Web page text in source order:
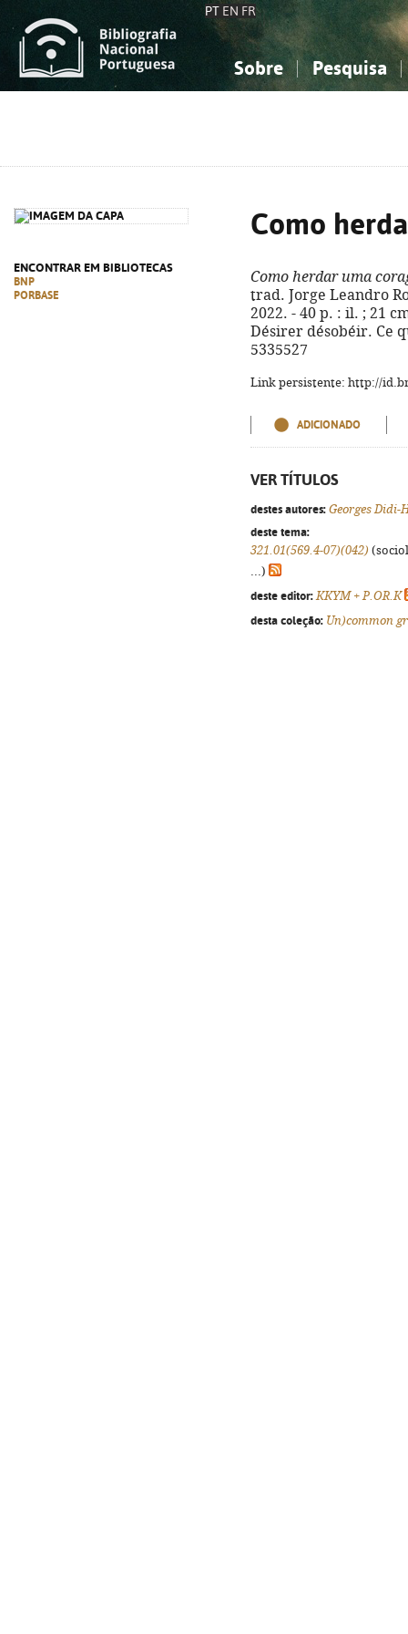
PT EN FR
Sobre Pesquisa
ENCONTRAR EM BIBLIOTECAS
BNP
PORBASE
Como
Como herdar uma
trad. Jorge Leandro
2022. - 40 p. : il. ; 21
Désirer désobéir. Ce
5335527
Link persistente: http://
ADICIONADO
VER TÍTULOS
destes autores: Georges Didi-
deste tema:
321.01(569.4-07)(042)
...)
deste editor: KKYM + P.OR.K
desta coleção: Un)common